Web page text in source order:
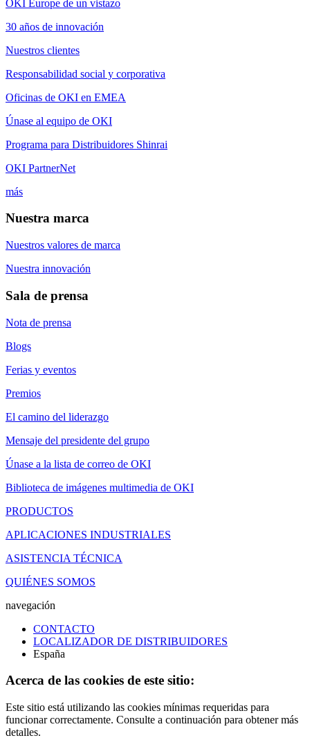
OKI Europe de un vistazo
30 años de innovación
Nuestros clientes
Responsabilidad social y corporativa
Oficinas de OKI en EMEA
Únase al equipo de OKI
Programa para Distribuidores Shinrai
OKI PartnerNet
más
Nuestra marca
Nuestros valores de marca
Nuestra innovación
Sala de prensa
Nota de prensa
Blogs
Ferias y eventos
Premios
El camino del liderazgo
Mensaje del presidente del grupo
Únase a la lista de correo de OKI
Biblioteca de imágenes multimedia de OKI
PRODUCTOS
APLICACIONES INDUSTRIALES
ASISTENCIA TÉCNICA
QUIÉNES SOMOS
navegación
CONTACTO
LOCALIZADOR DE DISTRIBUIDORES
España
Acerca de las cookies de este sitio:
Este sitio está utilizando las cookies mínimas requeridas para
funcionar correctamente. Consulte a continuación para obtener más
detalles.